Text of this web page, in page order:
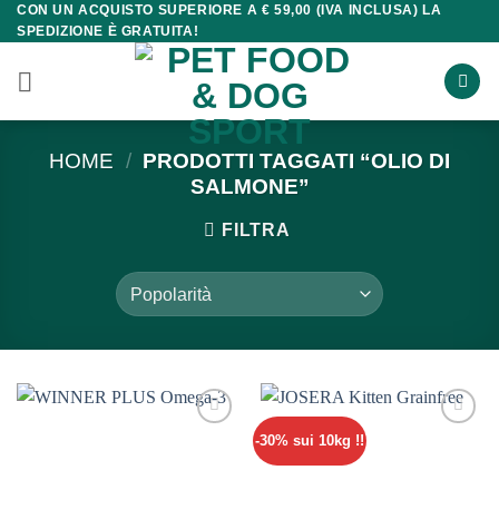
Salta
ai
contenuti
CON UN ACQUISTO SUPERIORE A € 59,00 (IVA INCLUSA) LA
SPEDIZIONE È GRATUITA!
HOME / PRODOTTI TAGGATI “OLIO DI
SALMONE”
FILTRA
-30% sui 10kg !!